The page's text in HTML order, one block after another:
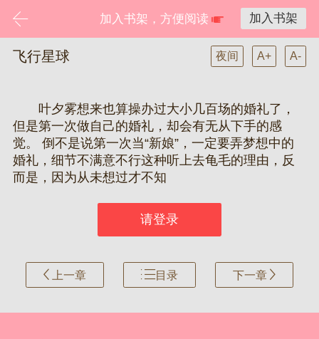
加入书架，方便阅读 加入书架
飞行星球 夜间 A+ A-
叶夕雾想来也算操办过大小几百场的婚礼了，
但是第一次做自己的婚礼，却会有无从下手的感
觉。 倒不是说第一次当“新娘”，一定要弄梦想中的
婚礼，细节不满意不行这种听上去龟毛的理由，反
而是，因为从未想过才不知
请登录
上一章 目录 下一章